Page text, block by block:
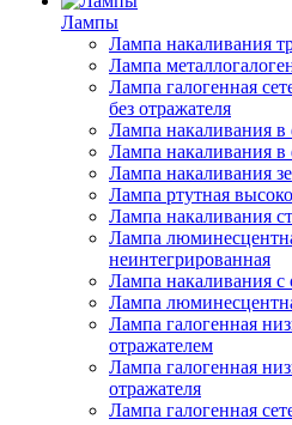
Лампы
Лампа накаливания
Лампа
Лампа галогенная
без отражателя
Лампа накаливания в
Лампа накаливания
Лампа накаливания
Лампа ртутная
Лампа накаливания
Лампа
неинтегрированная
Лампа накаливания с
Лампа
Лампа галогенная
отражателем
Лампа галогенная
отражателя
Лампа галогенная